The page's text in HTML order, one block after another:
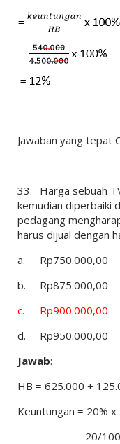
Jawaban yang tepat
33.
Harga sebuah
kemudian diperbaiki
pedagang
harus dijual dengan
a.
Rp750.000,00
b.
Rp875.000,00
c.
Rp900.000,00
d.
Rp950.000,00
Jawab:
HB = 625.000 +
Keuntungan = 20% x
= 20/